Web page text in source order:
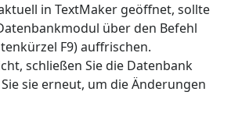
in TextMaker geöffnet, sollte
über den Befehl
F9) auffrischen.
schließen Sie die Datenbank
sie erneut, um die Änderungen